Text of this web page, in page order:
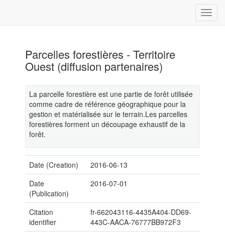
Parcelles forestières - Territoire
Ouest (diffusion partenaires)
La parcelle forestière est une partie de forêt utilisée
comme cadre de référence géographique pour la
gestion et matérialisée sur le terrain.Les parcelles
forestières forment un découpage exhaustif de la
forêt.
Date (Creation)
2016-06-13
Date
(Publication)
2016-07-01
Citation
identifier
fr-662043116-4435A404-DD69-
443C-AACA-76777BB972F3